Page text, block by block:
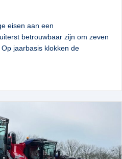
eisen aan een
betrouwbaar zijn om zeven
jaarbasis klokken de